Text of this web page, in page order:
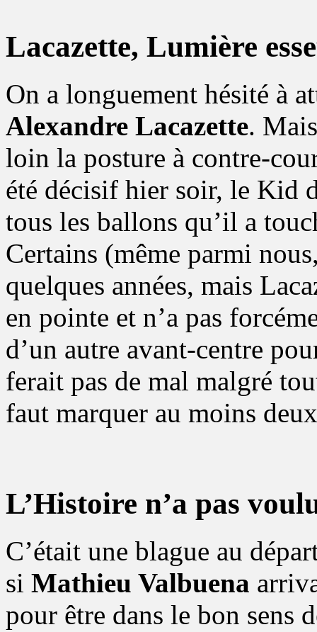
Lacazette, Lumière
On a longuement hésité à
Alexandre Lacazette.
loin la posture à contre-
été décisif hier soir, le Kid
tous les ballons qu’il a
Certains (même parmi
quelques années, mais
en pointe et n’a pas
d’un autre avant-centre
ferait pas de mal malgré
faut marquer au moins
L’Histoire n’a pas
C’était une blague au
si Mathieu Valbuena
pour être dans le bon sens